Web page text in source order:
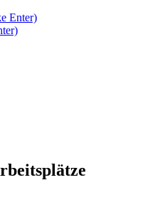
Enter)